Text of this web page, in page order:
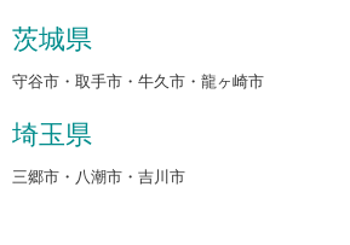
茨城県
守谷市・取手市・牛久市・龍ヶ崎市
埼玉県
三郷市・八潮市・吉川市